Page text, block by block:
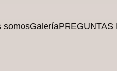
somosGaleríaPREGUNTAS